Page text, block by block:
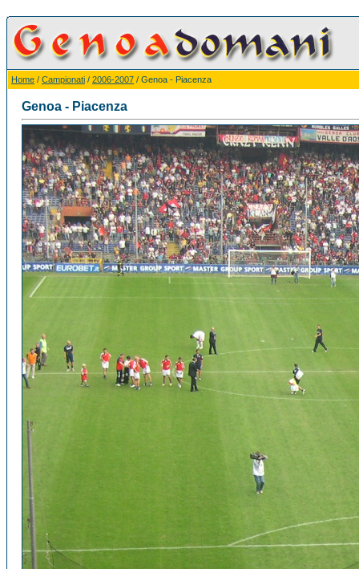
Home / Campionati / 2006-2007 / Genoa - Piacenza
Genoa - Piacenza